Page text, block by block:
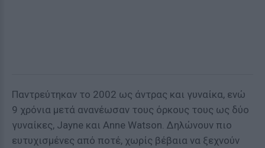
Παντρεύτηκαν το 2002 ως άντρας και γυναίκα, ενώ
9 χρόνια μετά ανανέωσαν τους όρκους τους ως δύο
γυναίκες, Jayne και Anne Watson. Δηλώνουν πιο
ευτυχισμένες από ποτέ, χωρίς βέβαια να ξεχνούν